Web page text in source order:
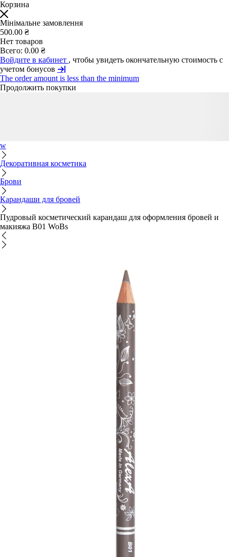
Корзина
Мінімальне замовлення
500.00 ₴
Нет товаров
Всего: 0.00 ₴
Войдите в кабинет , чтобы увидеть окончательную стоимость с
учетом бонусов
The order amount is less than the minimum
Продолжить покупки
w
Декоративная косметика
Брови
Карандаши для бровей
Пудровый косметический карандаш для оформления бровей и
макияжа B01 WoBs